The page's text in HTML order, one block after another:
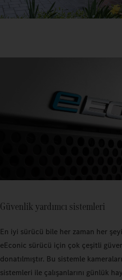
Güvenlik yardımcı sistemleri
En iyi sürücü bile her zaman her
eEconic sürücü için çok çeşitli
donatılmıştır. Bu sistemle
sistemleri ile çalışanlarını günlük